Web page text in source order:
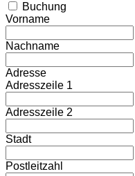
Buchung
Vorname
Nachname
Adresse
Adresszeile 1
Adresszeile 2
Stadt
Postleitzahl